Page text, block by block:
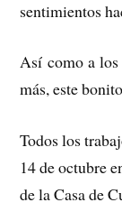
sentimientos
Así como a los
más, este
Todos los
14 de octubre
de la Casa de